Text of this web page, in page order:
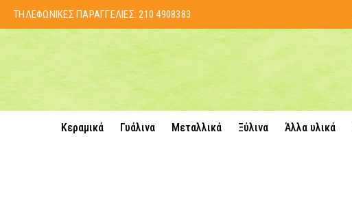
ΤΗΛΕΦΩΝΙΚΕΣ ΠΑΡΑΓΓΕΛΙΕΣ:210 4908383
Κεραμικά Γυάλινα Μεταλλικά Ξύλινα Άλλα υλικά